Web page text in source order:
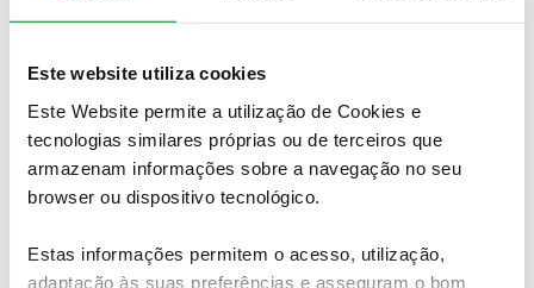
Este website utiliza cookies
Este Website permite a utilização de Cookies e
tecnologias similares próprias ou de terceiros que
armazenam informações sobre a navegação no seu
browser ou dispositivo tecnológico.
Estas informações permitem o acesso, utilização,
adaptação às suas preferências e asseguram o bom
vantagem que,o 3º classificado Andreas Mikkelsen
Hyundai em prova. Muito perto do pódio está
Teemu Suninen, com o Ford Fiesta WRC a ocupar o
4º lugar, a 1m26,9 de Ogier e apenas a 9,8 segundos
de Mikkelsen. A fechar o lote dos cinco primeiros
2m24,7 do comandante.